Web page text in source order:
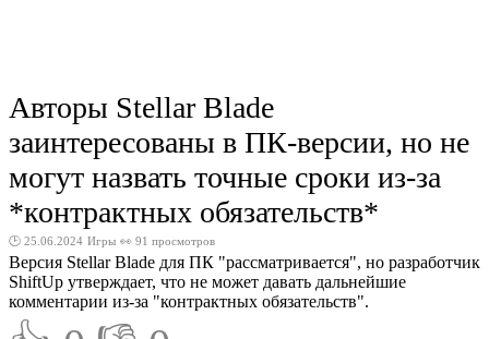
Авторы Stellar Blade
заинтересованы в ПК-версии, но не
могут назвать точные сроки из-за
*контрактных обязательств*
🕑 25.06.2024 Игры 👀 91 просмотров
Версия Stellar Blade для ПК "рассматривается", но разработчик
ShiftUp утверждает, что не может давать дальнейшие
комментарии из-за "контрактных обязательств".